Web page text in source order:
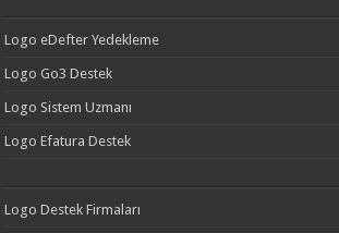
Logo eDefter Yedekleme
Logo Go3 Destek
Logo Sistem Uzmanı
Logo Efatura Destek
Logo Destek Firmaları